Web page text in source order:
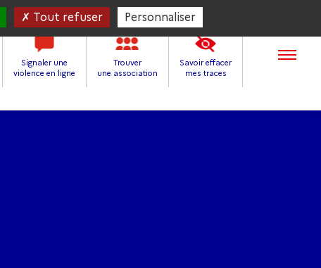
Signaler une
violence en ligne
Trouver
une association
Savoir effacer
mes traces
Tout refuser Personnaliser